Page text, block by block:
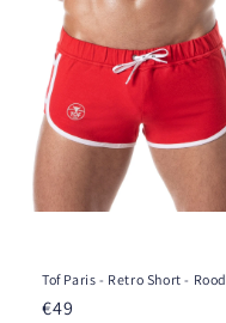
Tof Paris - Retro Short - Rood
Prix
€49